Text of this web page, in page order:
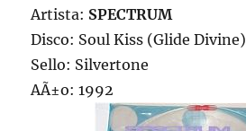
Artista: SPECTRUM
Disco: Soul Kiss (Glide Divine)
Sello: Silvertone
AÃ±o: 1992